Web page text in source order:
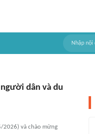
dân và du
2026) và chào mừng